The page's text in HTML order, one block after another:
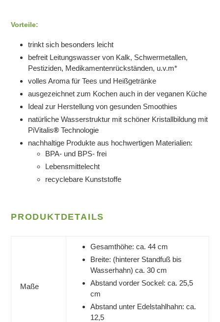
Vorteile:
trinkt sich besonders leicht
befreit Leitungswasser von Kalk, Schwermetallen,
Pestiziden, Medikamentenrückständen, u.v.m*
volles Aroma für Tees und Heißgetränke
ausgezeichnet zum Kochen auch in der veganen Küche
Ideal zur Herstellung von gesunden Smoothies
natürliche Wasserstruktur mit schöner Kristallbildung mit
PiVitalis® Technologie
nachhaltige Produkte aus hochwertigen Materialien:
BPA- und BPS- frei
Lebensmittelecht
recyclebare Kunststoffe
PRODUKTDETAILS
Maße
Gesamthöhe: ca. 44 cm
Breite: (hinterer Standfuß bis
Wasserhahn) ca. 30 cm
Abstand vorder Sockel: ca. 25,5
cm
Abstand unter Edelstahlhahn: ca.
12,5